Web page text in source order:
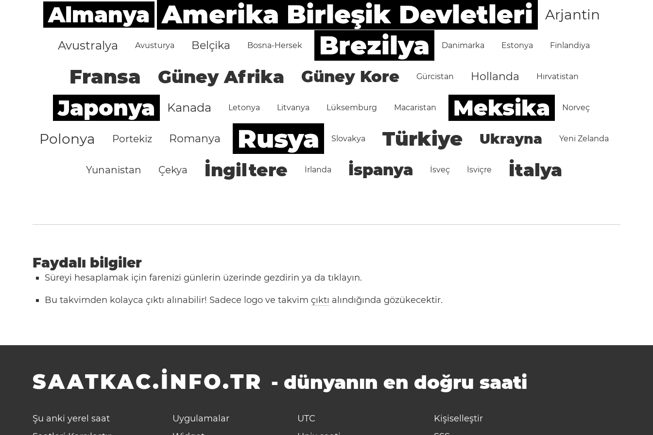
Almanya Amerika Birleşik Devletleri Arjantin
Avustralya Avusturya Belçika Bosna-Hersek Brezilya Danimarka Estonya Finlandiya
Fransa Güney Afrika Güney Kore Gürcistan Hollanda Hırvatistan
Japonya Kanada Letonya Litvanya Lüksemburg Macaristan Meksika Norveç
Polonya Portekiz Romanya Rusya Slovakya Türkiye Ukrayna Yeni Zelanda
Yunanistan Çekya İngiltere İrlanda İspanya İsveç İsviçre İtalya
Faydalı bilgiler
Süreyi hesaplamak için farenizi günlerin üzerinde gezdirin ya da tıklayın.
Bu takvimden kolayca çıktı alınabilir! Sadece logo ve takvimçıktı alındığında gözükecektir.
SAATKAC.INFO.TR - dünyanın en doğru saati
Şu anki yerel saat
Uygulamalar
UTC
Kişiselleştir